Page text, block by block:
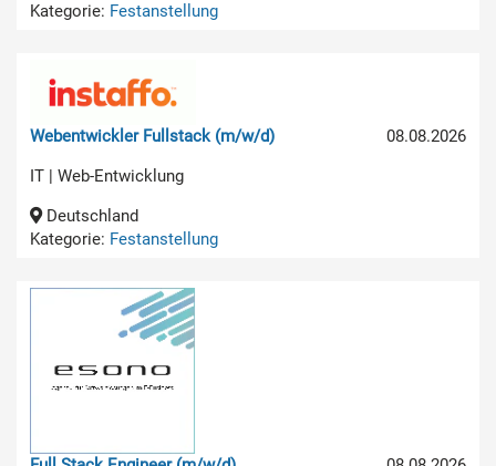
Kategorie: Festanstellung
08.08.2026
Webentwickler Fullstack (m/w/d)
IT | Web-Entwicklung
Deutschland
Kategorie: Festanstellung